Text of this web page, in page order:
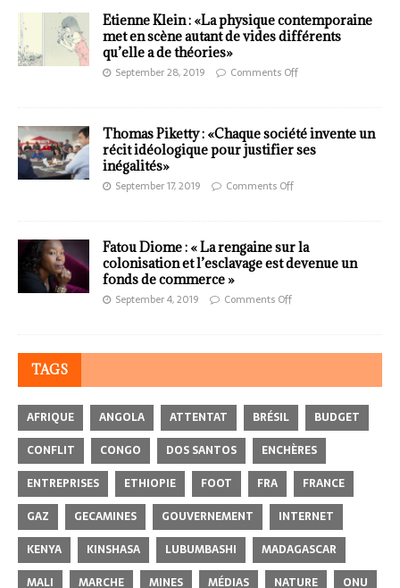
Etienne Klein : «La physique contemporaine
met en scène autant de vides différents
qu’elle a de théories»
September 28, 2019 Comments Off
Thomas Piketty : «Chaque société invente un
récit idéologique pour justifier ses
inégalités»
September 17, 2019 Comments Off
Fatou Diome : « La rengaine sur la
colonisation et l’esclavage est devenue un
fonds de commerce »
September 4, 2019 Comments Off
TAGS
AFRIQUE ANGOLA ATTENTAT BRÉSIL
BUDGET
CONFLIT
CONGO DOS SANTOS
ENCHÈRES
ENTREPRISES
ETHIOPIE FOOT FRA
FRANCE
GAZ
GECAMINES GOUVERNEMENT
INTERNET
KENYA
KINSHASA LUBUMBASHI
MADAGASCAR
MALI
MARCHE MINES MÉDIAS NATURE ONU